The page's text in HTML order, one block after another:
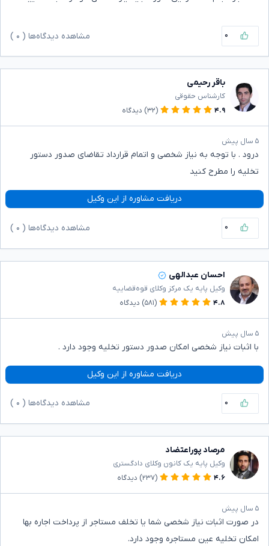
۰ مشاهده دیدگاه‌ها ( ۰
باقر رحیمی
کارشناس حقوقی
۴.۹
(۳۲) دیدگاه
۵ سال پیش
درود . با توجه به نیاز شخصی و اتمام قرارداد تقاضای صدور دستور
تخلیه را مطرح کنید
دریافت مشاوره از این وکیل
۰ مشاهده دیدگاه‌ها ( ۰
احسان عبدالهی
وکیل پایه یک مرکز وکلای قوه‌قضاییه
۴.۸
(۵۸۱) دیدگاه
۵ سال پیش
با اثبات نیاز شخصی امکان صدور دستور تخلیه وجود دارد .
دریافت مشاوره از این وکیل
۰ مشاهده دیدگاه‌ها ( ۰
مرصاد پوراعتضاد
وکیل پایه یک کانون وکلای دادگستری
۴.۶
(۲۳۷) دیدگاه
۵ سال پیش
در صورت اثبات نیاز شخصی شما یا تخلف مستاجر از پرداخت اجاره بها
امکان تخلیه عین مستاجره وجود دارد.